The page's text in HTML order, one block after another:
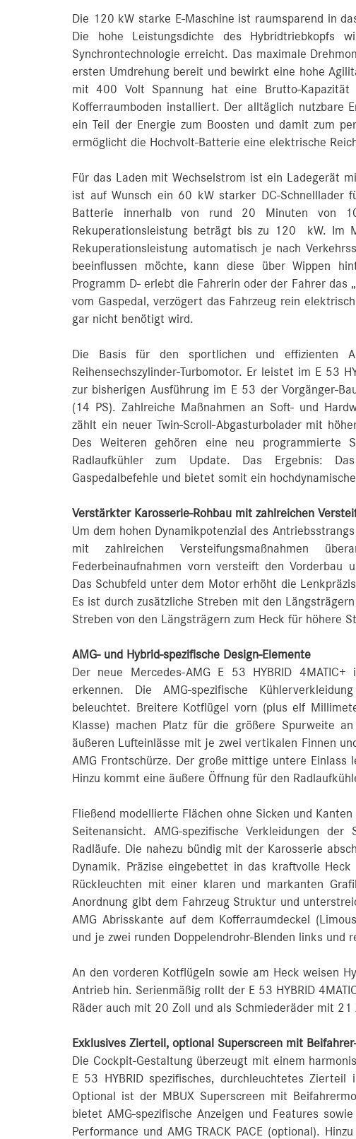
Die 120 kW starke E-Maschine ist raumsparend in
Die hohe Leistungsdichte des Hybridtriebkopfs
Synchrontechnologie erreicht. Das maximale
ersten Umdrehung bereit und bewirkt eine hohe
mit 400 Volt Spannung hat eine Brutto-
Kofferraumboden installiert. Der alltäglich nutzbare
ein Teil der Energie zum Boosten und damit zum
ermöglicht die Hochvolt-Batterie eine elektrische
Für das Laden mit Wechselstrom ist ein Ladegerät
ist auf Wunsch ein 60 kW starker DC-Schnelllader
Batterie innerhalb von rund 20 Minuten von
Rekuperationsleistung beträgt bis zu 120 kW. Im
Rekuperationsleistung automatisch je nach
beeinflussen möchte, kann diese über Wippen
Programm D- erlebt die Fahrerin oder der Fahrer das
vom Gaspedal, verzögert das Fahrzeug rein
gar nicht benötigt wird.
Die Basis für den sportlichen und effizienten
Reihensechszylinder-Turbomotor. Er leistet im E 53
zur bisherigen Ausführung im E 53 der Vorgänger-
(14 PS). Zahlreiche Maßnahmen an Soft- und
zählt ein neuer Twin-Scroll-Abgasturbolader mit
Des Weiteren gehören eine neu programmierte
Radlaufkühler zum Update. Das Ergebnis:
Gaspedalbefehle und bietet somit ein
Verstärkter Karosserie-Rohbau mit zahlreichen
Um dem hohen Dynamikpotenzial des
mit zahlreichen Versteifungsmaßnahmen
Federbeinaufnahmen vorn versteift den Vorderbau
Das Schubfeld unter dem Motor erhöht die
Es ist durch zusätzliche Streben mit den
Streben von den Längsträgern zum Heck für höhere
AMG- und Hybrid-spezifische Design-Elemente
Der neue Mercedes-AMG E 53 HYBRID
erkennen. Die AMG-spezifische
beleuchtet. Breitere Kotflügel vorn (plus elf
Klasse) machen Platz für die größere Spurweite
äußeren Lufteinlässe mit je zwei vertikalen Finnen
AMG Frontschürze. Der große mittige untere Einlass
Hinzu kommt eine äußere Öffnung für den
Fließend modellierte Flächen ohne Sicken und
Seitenansicht. AMG-spezifische Verkleidungen
Radläufe. Die nahezu bündig mit der Karosserie
Dynamik. Präzise eingebettet in das kraftvolle
Rückleuchten mit einer klaren und markanten
Anordnung gibt dem Fahrzeug Struktur und
AMG Abrisskante auf dem Kofferraumdeckel
und je zwei runden Doppelendrohr-Blenden links und
An den vorderen Kotflügeln sowie am Heck weisen
Antrieb hin. Serienmäßig rollt der E 53 HYBRID
Räder auch mit 20 Zoll und als Schmiederäder mit
Exklusives Zierteil, optional Superscreen mit
Die Cockpit-Gestaltung überzeugt mit einem
E 53 HYBRID spezifisches, durchleuchtetes
Optional ist der MBUX Superscreen mit
bietet AMG-spezifische Anzeigen und Features
Performance und AMG TRACK PACE (optional).